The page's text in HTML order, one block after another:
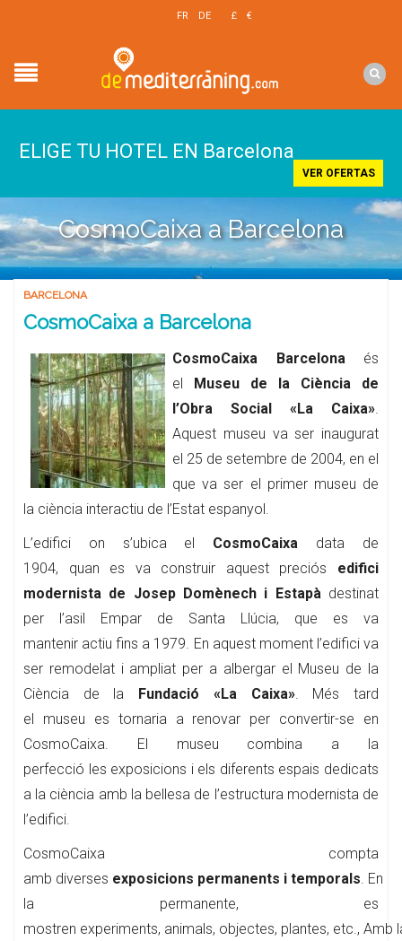
FR DE £ €
ELIGE TU HOTEL EN Barcelona
VER OFERTAS
CosmoCaixa a Barcelona
BARCELONA
CosmoCaixa a Barcelona
CosmoCaixa Barcelonaés
el Museu de la Ciència de
l’Obra Social «La Caixa».
Aquest museu va ser inaugurat
el 25 de setembre de 2004, en el
que va ser el primer museu de
la ciència interactiu de l’Estat espanyol.
L’edifici on s’ubica el CosmoCaixa data de
1904, quan es va construir aquest preciós edifici
modernista de Josep Domènech i Estapà destinat
per l’asil Empar de Santa Llúcia, que es va
mantenir actiu fins a 1979. En aquest moment l’edifici va
ser remodelat i ampliat per a albergar el Museu de la
Ciència de la Fundació «La Caixa». Més tard
el museu es tornaria a renovar per convertir-se en
CosmoCaixa. El museu combina a la
perfecció les exposicions i els diferents espais dedicats
a la ciència amb la bellesa de l’estructura modernista de
l’edifici.
CosmoCaixa compta
amb diverses exposicions permanents i temporals. En
la permanente, es
mostren experiments, animals, objectes, plantes, etc., Amb